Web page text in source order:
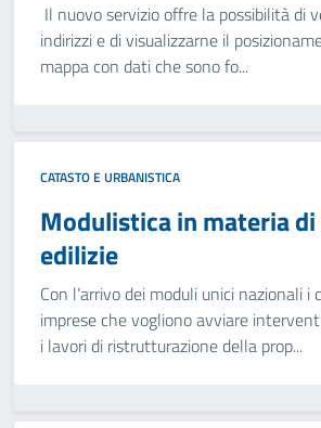
Il nuovo servizio offre la possibilità di
indirizzi e di visualizzarne il
mappa con dati che sono fo...
CATASTO E URBANISTICA
Modulistica in materia
edilizie
Con l’arrivo dei moduli unici nazionali i
imprese che vogliono avviare
i lavori di ristrutturazione della prop...